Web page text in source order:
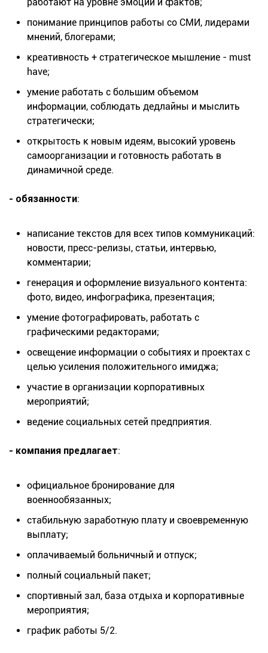
понимание принципов работы со СМИ, лидерами
мнений, блогерами;
креативность + стратегическое мышление - must
have;
умение работать с большим объемом
информации, соблюдать дедлайны и мыслить
стратегически;
открытость к новым идеям, высокий уровень
самоорганизации и готовность работать в
динамичной среде.
- обязанности:
написание текстов для всех типов коммуникаций:
новости, пресс-релизы, статьи, интервью,
комментарии;
генерация и оформление визуального контента:
фото, видео, инфографика, презентация;
умение фотографировать, работать с
графическими редакторами;
освещение информации о событиях и проектах с
целью усиления положительного имиджа;
участие в организации корпоративных
мероприятий;
ведение социальных сетей предприятия.
- компания предлагает:
официальное бронирование для
военнообязанных;
стабильную заработную плату и своевременную
выплату;
оплачиваемый больничный и отпуск;
полный социальный пакет;
спортивный зал, база отдыха и корпоративные
мероприятия;
график работы 5/2.